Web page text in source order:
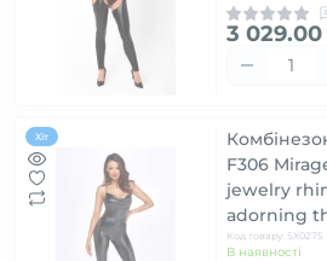
3
Хіт
F306
jewelry
adorning
Код товару: SX0275
В наявності